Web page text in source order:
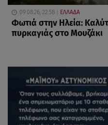
09.08.26, 22:58 ΕΛΛΑΔΑ
Φωτιά στην Ηλεία:
πυρκαγιάς στο Μουζάκι